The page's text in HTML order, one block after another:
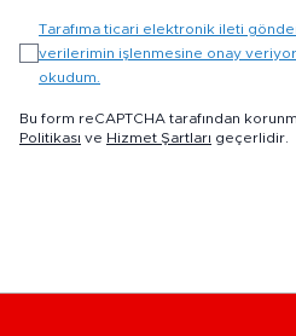
Tarafıma ticari elektronik ileti
verilerimin işlenmesine onay
okudum.
Bu form reCAPTCHA tarafından
Politikası ve Hizmet Şartları geçerlidir.